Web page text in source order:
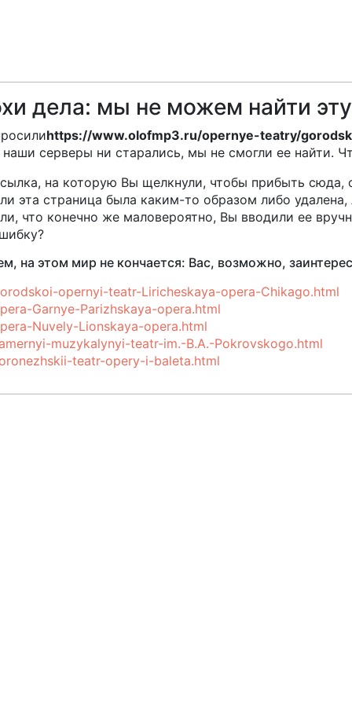
дела: мы не можем найти
https://www.olofmp3.ru/opernye-teatry/
наши серверы ни старались, мы не смогли ее найти.
на которую Вы щелкнули, чтобы прибыть сюда,
эта страница была каким-то образом либо
что конечно же маловероятно, Вы вводили ее
на этом мир не кончается: Вас, возможно,
opernyi-teatr-Liricheskaya-opera-Chikago.html
Garnye-Parizhskaya-opera.html
Nuvely-Lionskaya-opera.html
muzykalynyi-teatr-im.-B.A.-Pokrovskogo.html
teatr-opery-i-baleta.html